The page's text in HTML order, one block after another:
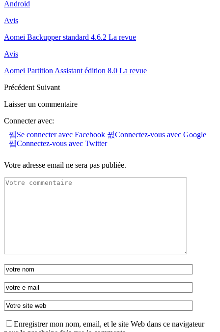
Android
Avis
Aomei Backupper standard 4.6.2 La revue
Avis
Aomei Partition Assistant édition 8.0 La revue
Précédent Suivant
Laisser un commentaire
Connecter avec:
Se connecter avec Facebook
Connectez-vous avec Google
Connectez-vous avec Twitter
Votre adresse email ne sera pas publiée.
Enregistrer mon nom, email, et le site Web dans ce navigateur